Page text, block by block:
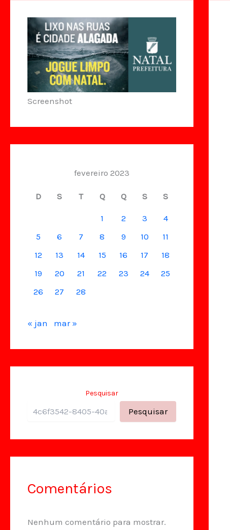
Screenshot
fevereiro 2023
D S T Q Q S S
1 2 3
4
5
6 7 8 9 10
11
12
13 14 15 16 17
18
19
20 21 22 23 24
25
26
27 28
« jan mar »
Pesquisar
Pesquisar
Comentários
Nenhum comentário para mostrar.